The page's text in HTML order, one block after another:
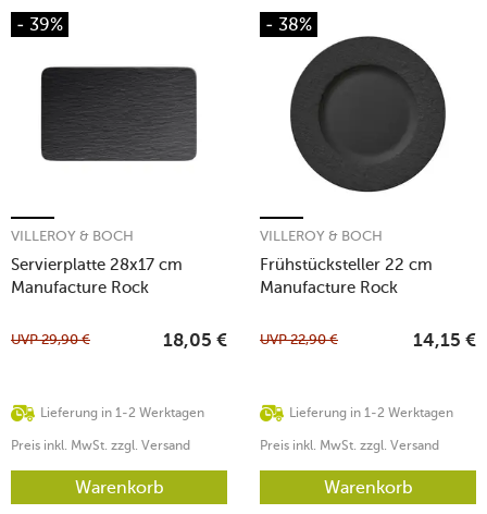
- 39%
Servierplatte 28x17 cm
Manufacture Rock
VILLEROY & BOCH
Lieferung in 1-2 Werktagen
UVP29,90 € 18,05 €
Preis inkl. MwSt. zzgl. Versand
Warenkorb
- 38%
Frühstücksteller 22 cm
Manufacture Rock
VILLEROY & BOCH
Lieferung in 1-2 Werktagen
UVP22,90 € 14,15 €
Preis inkl. MwSt. zzgl. Versand
Warenkorb